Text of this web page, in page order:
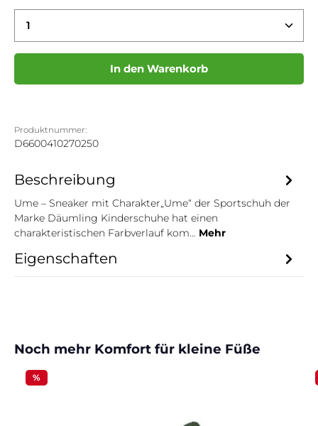
Produkt Anzahl: Gib den gewünschten Wert
In den Warenkorb
Produktnummer:
D6600410270250
Beschreibung
Ume – Sneaker mit Charakter„Ume“ der Sportschuh der
Marke Däumling Kinderschuhe hat einen
charakteristischen Farbverlauf kom… Mehr
Eigenschaften
Produktgalerie überspringen
Noch mehr Komfort für kleine Füße
%